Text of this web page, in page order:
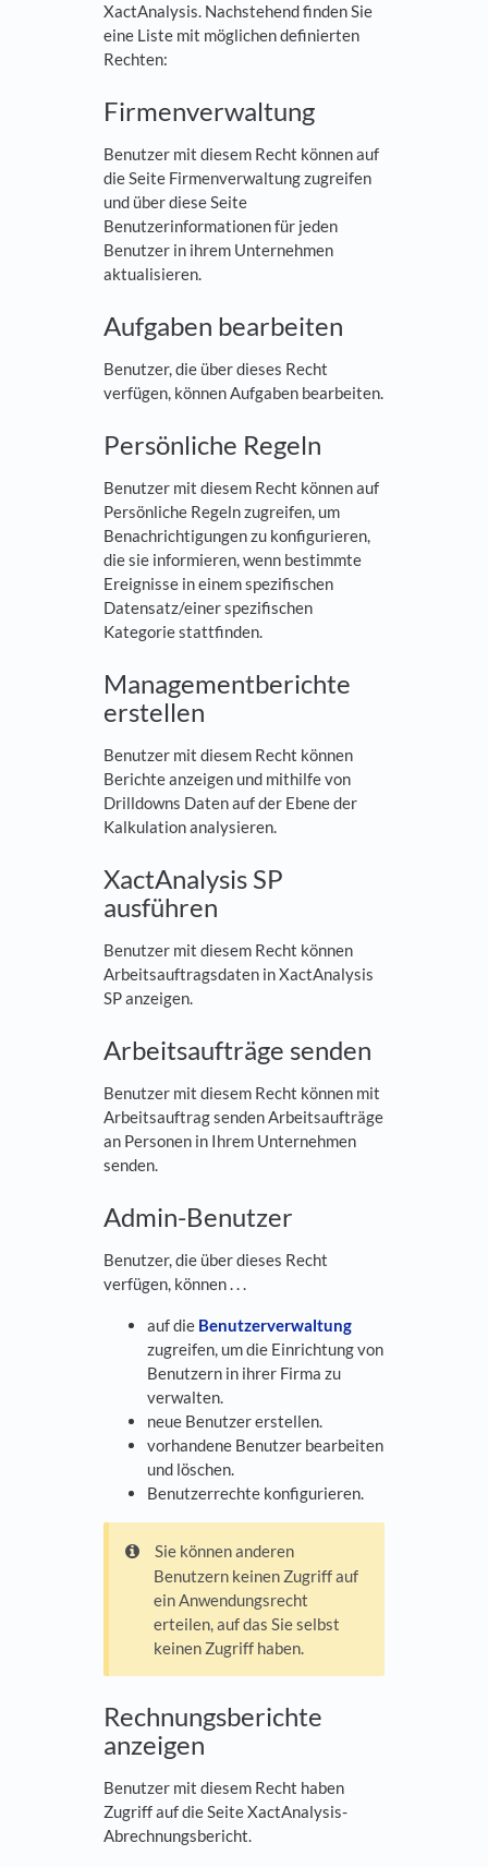
XactAnalysis. Nachstehend finden Sie
eine Liste mit möglichen definierten
Rechten:
Firmenverwaltung
Benutzer mit diesem Recht können auf
die Seite Firmenverwaltung zugreifen
und über diese Seite
Benutzerinformationen für jeden
Benutzer in ihrem Unternehmen
aktualisieren.
Aufgaben bearbeiten
Benutzer, die über dieses Recht
verfügen, können Aufgaben bearbeiten.
Persönliche Regeln
Benutzer mit diesem Recht können auf
Persönliche Regeln zugreifen, um
Benachrichtigungen zu konfigurieren,
die sie informieren, wenn bestimmte
Ereignisse in einem spezifischen
Datensatz/einer spezifischen
Kategorie stattfinden.
Managementberichte
erstellen
Benutzer mit diesem Recht können
Berichte anzeigen und mithilfe von
Drilldowns Daten auf der Ebene der
Kalkulation analysieren.
XactAnalysis SP
ausführen
Benutzer mit diesem Recht können
Arbeitsauftragsdaten in XactAnalysis
SP anzeigen.
Arbeitsaufträge senden
Benutzer mit diesem Recht können mit
Arbeitsauftrag senden Arbeitsaufträge
an Personen in Ihrem Unternehmen
senden.
Admin-Benutzer
Benutzer, die über dieses Recht
verfügen, können . . .
auf die Benutzerverwaltung
zugreifen, um die Einrichtung von
Benutzern in ihrer Firma zu
verwalten.
neue Benutzer erstellen.
vorhandene Benutzer bearbeiten
und löschen.
Benutzerrechte konfigurieren.
Sie können anderen
Benutzern keinen Zugriff auf
ein Anwendungsrecht
erteilen, auf das Sie selbst
keinen Zugriff haben.
Rechnungsberichte
anzeigen
Benutzer mit diesem Recht haben
Zugriff auf die Seite XactAnalysis-
Abrechnungsbericht.